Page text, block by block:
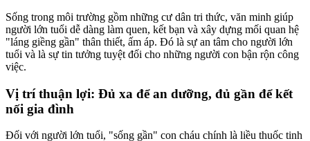
Sống trong môi trường gồm những cư dân tri thức, văn minh giúp
người lớn tuổi dễ dàng làm quen, kết bạn và xây dựng mối quan hệ
"láng giềng gần" thân thiết, ấm áp. Đó là sự an tâm cho người lớn
tuổi và là sự tin tưởng tuyệt đối cho những người con bận rộn công
việc.
Vị trí thuận lợi: Đủ xa để an dưỡng, đủ gần để kết
nối gia đình
Đối với người lớn tuổi, "sống gần" con cháu chính là liều thuốc tinh